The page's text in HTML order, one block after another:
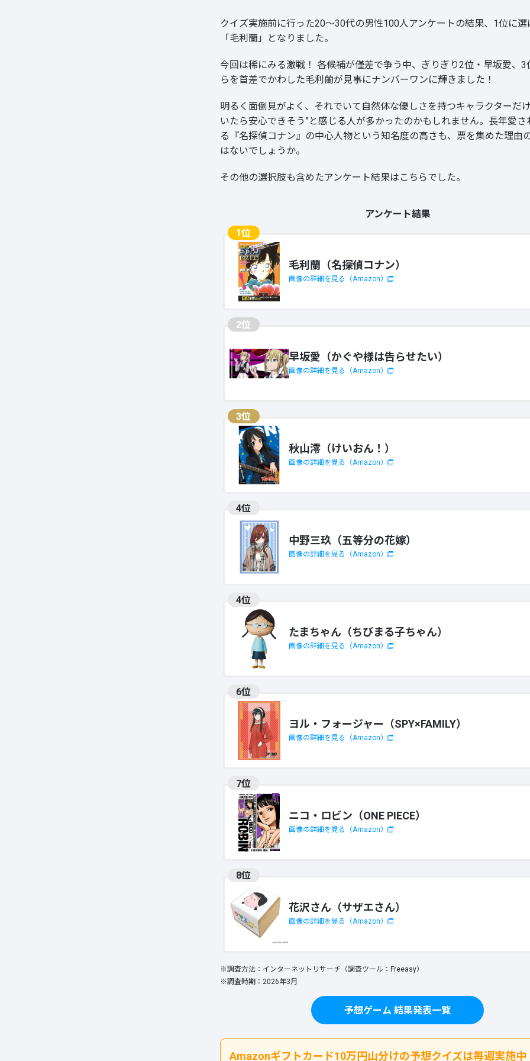
クイズ実施前に行った20～30代の男性100人アンケートの結果、1位に選
「毛利蘭」となりました。
今回は稀にみる激戦！ 各候補が僅差で争う中、ぎりぎり2位・早坂愛、3
らを首差でかわした毛利蘭が見事にナンバーワンに輝きました！
明るく面倒見がよく、それでいて自然体な優しさを持つキャラクターだ
いたら安心できそう”と感じる人が多かったのかもしれません。長年愛さ
る『名探偵コナン』の中心人物という知名度の高さも、票を集めた理由
はないでしょうか。
その他の選択肢も含めたアンケート結果はこちらでした。
アンケート結果
1位
毛利蘭（名探偵コナン）
画像の詳細を見る（Amazon）
2位
早坂愛（かぐや様は告らせたい）
画像の詳細を見る（Amazon）
3位
秋山澪（けいおん！）
画像の詳細を見る（Amazon）
4位
中野三玖（五等分の花嫁）
画像の詳細を見る（Amazon）
4位
たまちゃん（ちびまる子ちゃん）
画像の詳細を見る（Amazon）
6位
ヨル・フォージャー（SPY×FAMILY）
画像の詳細を見る（Amazon）
7位
ニコ・ロビン（ONE PIECE）
画像の詳細を見る（Amazon）
8位
花沢さん（サザエさん）
画像の詳細を見る（Amazon）
※調査方法：インターネットリサーチ（調査ツール：Freeasy）
※調査時期：2026年3月
予想ゲーム 結果発表一覧
Amazonギフトカード10万円山分けの予想クイズは毎週実施中